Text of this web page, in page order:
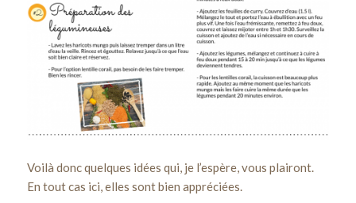
Voilà donc quelques idées qui, je l’espère, vous plairont.
En tout cas ici, elles sont bien appréciées.